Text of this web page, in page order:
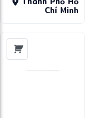
Chí Minh